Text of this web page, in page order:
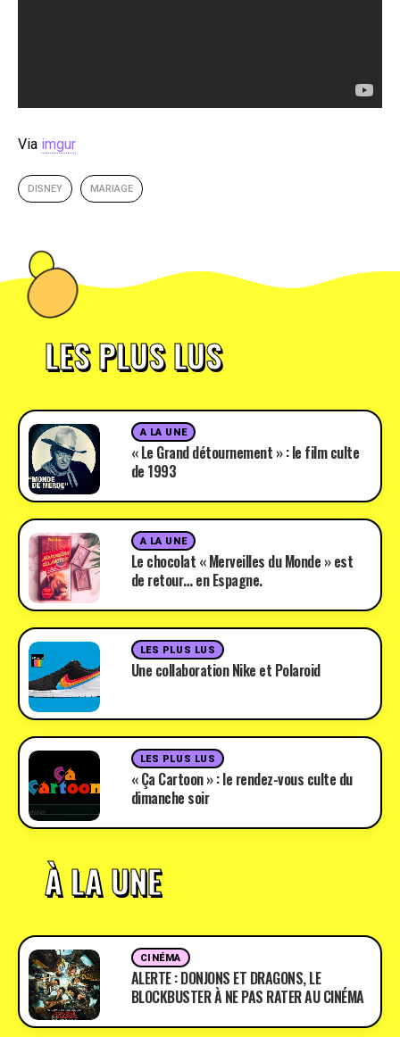
Via imgur
DISNEY MARIAGE
LES PLUS LUS
A LA UNE
« Le Grand détournement » : le film culte
de 1993
A LA UNE
Le chocolat « Merveilles du Monde » est
de retour… en Espagne.
LES PLUS LUS
Une collaboration Nike et Polaroid
LES PLUS LUS
« Ça Cartoon » : le rendez-vous culte du
dimanche soir
À LA UNE
CINÉMA
ALERTE : DONJONS ET DRAGONS, LE
BLOCKBUSTER À NE PAS RATER AU CINÉMA